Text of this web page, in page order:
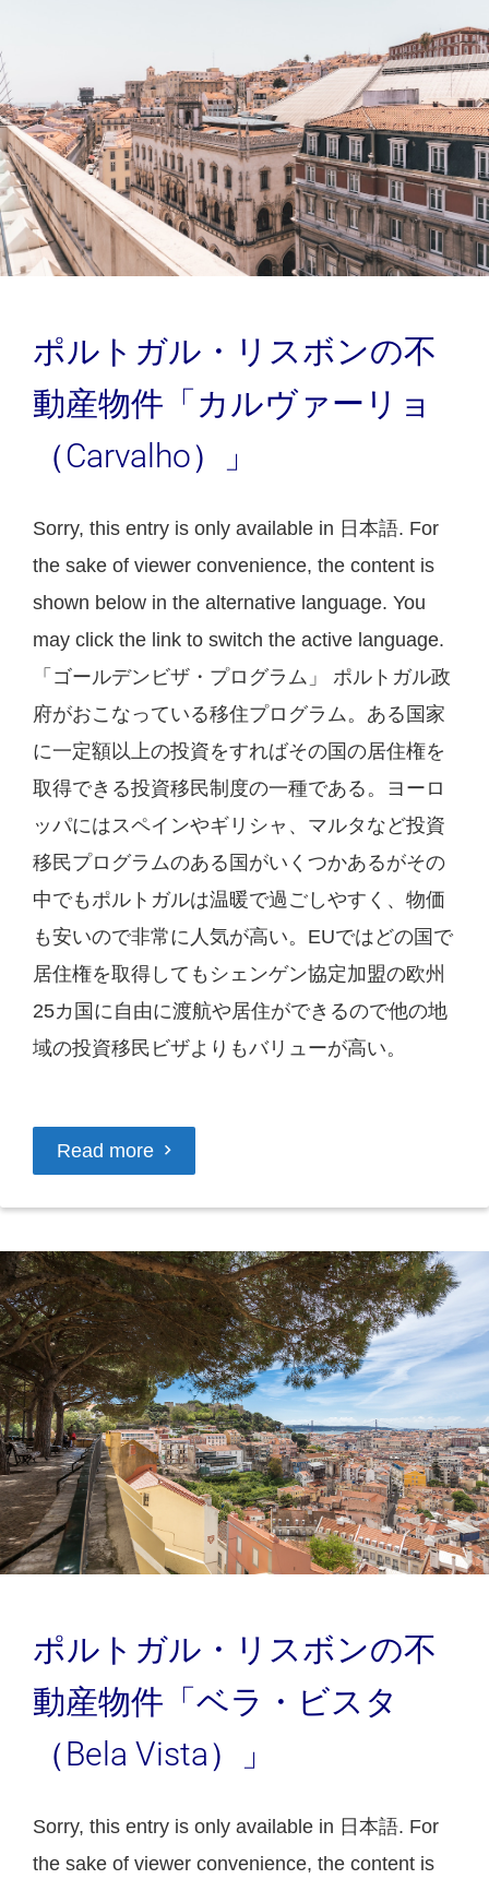
ポルトガル・リスボンの不
動産物件「カルヴァーリョ
（Carvalho）」
Sorry, this entry is only available in 日本語. For
the sake of viewer convenience, the content is
shown below in the alternative language. You
may click the link to switch the active language.
「ゴールデンビザ・プログラム」 ポルトガル政
府がおこなっている移住プログラム。ある国家
に一定額以上の投資をすればその国の居住権を
取得できる投資移民制度の一種である。ヨーロ
ッパにはスペインやギリシャ、マルタなど投資
移民プログラムのある国がいくつかあるがその
中でもポルトガルは温暖で過ごしやすく、物価
も安いので非常に人気が高い。EUではどの国で
居住権を取得してもシェンゲン協定加盟の欧州
25カ国に自由に渡航や居住ができるので他の地
域の投資移民ビザよりもバリューが高い。
Read more
ポルトガル・リスボンの不
動産物件「ベラ・ビスタ
（Bela Vista）」
Sorry, this entry is only available in 日本語. For
the sake of viewer convenience, the content is